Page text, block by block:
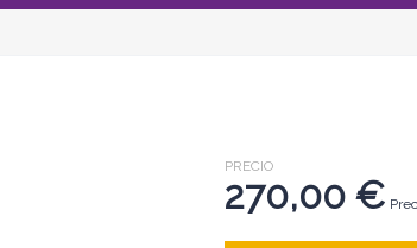
PRECIO
270,00 €